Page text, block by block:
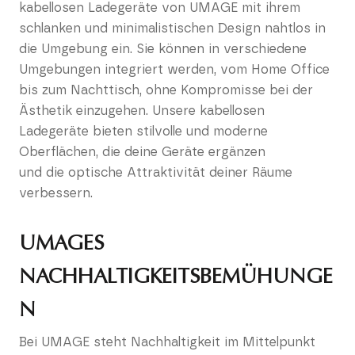
kabellosen Ladegeräte von UMAGE mit ihrem
schlanken und minimalistischen Design nahtlos in
die Umgebung ein. Sie können in verschiedene
Umgebungen integriert werden, vom Home Office
bis zum Nachttisch, ohne Kompromisse bei der
Ästhetik einzugehen. Unsere kabellosen
Ladegeräte bieten stilvolle und moderne
Oberflächen, die deine Geräte ergänzen
und die optische Attraktivität deiner Räume
verbessern.
UMAGES
NACHHALTIGKEITSBEMÜHUNGE
N
Bei UMAGE steht Nachhaltigkeit im Mittelpunkt